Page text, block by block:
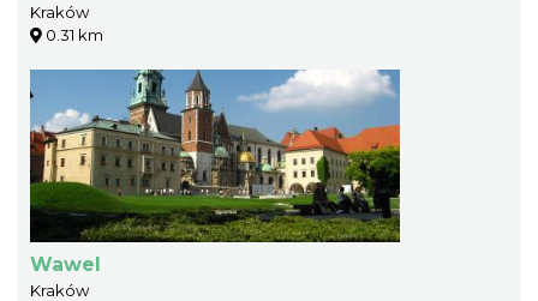
Kraków
0.31 km
Wawel
Kraków